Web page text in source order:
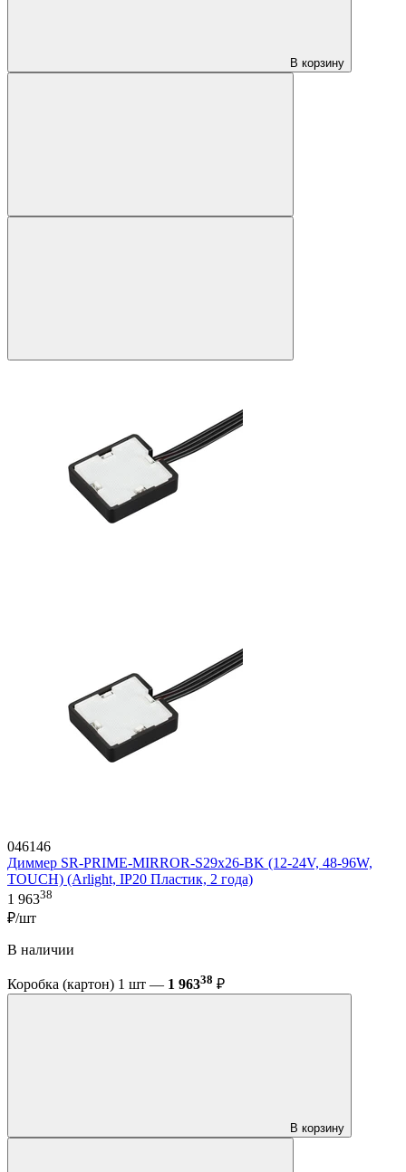
В корзину
046146
Диммер SR-PRIME-MIRROR-S29x26-BK (12-24V, 48-96W,
TOUCH) (Arlight, IP20 Пластик, 2 года)
1 96338
₽/шт
В наличии
Коробка (картон) 1 шт — 1 96338 ₽
В корзину